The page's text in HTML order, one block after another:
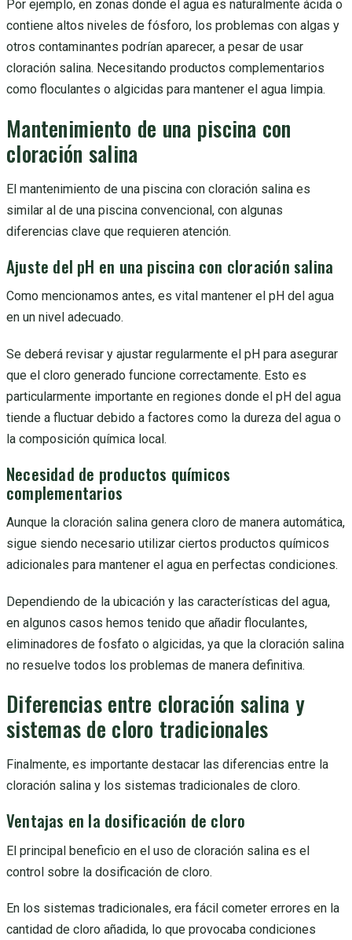
Por ejemplo, en zonas donde el agua es naturalmente ácida o
contiene altos niveles de fósforo, los problemas con algas y
otros contaminantes podrían aparecer, a pesar de usar
cloración salina. Necesitando productos complementarios
como floculantes o algicidas para mantener el agua limpia.
Mantenimiento de una piscina con
cloración salina
El mantenimiento de una piscina con cloración salina es
similar al de una piscina convencional, con algunas
diferencias clave que requieren atención.
Ajuste del pH en una piscina con cloración salina
Como mencionamos antes, es vital mantener el pH del agua
en un nivel adecuado.
Se deberá revisar y ajustar regularmente el pH para asegurar
que el cloro generado funcione correctamente. Esto es
particularmente importante en regiones donde el pH del agua
tiende a fluctuar debido a factores como la dureza del agua o
la composición química local.
Necesidad de productos químicos
complementarios
Aunque la cloración salina genera cloro de manera automática,
sigue siendo necesario utilizar ciertos productos químicos
adicionales para mantener el agua en perfectas condiciones.
Dependiendo de la ubicación y las características del agua,
en algunos casos hemos tenido que añadir floculantes,
eliminadores de fosfato o algicidas, ya que la cloración salina
no resuelve todos los problemas de manera definitiva.
Diferencias entre cloración salina y
sistemas de cloro tradicionales
Finalmente, es importante destacar las diferencias entre la
cloración salina y los sistemas tradicionales de cloro.
Ventajas en la dosificación de cloro
El principal beneficio en el uso de cloración salina es el
control sobre la dosificación de cloro.
En los sistemas tradicionales, era fácil cometer errores en la
cantidad de cloro añadida, lo que provocaba condiciones